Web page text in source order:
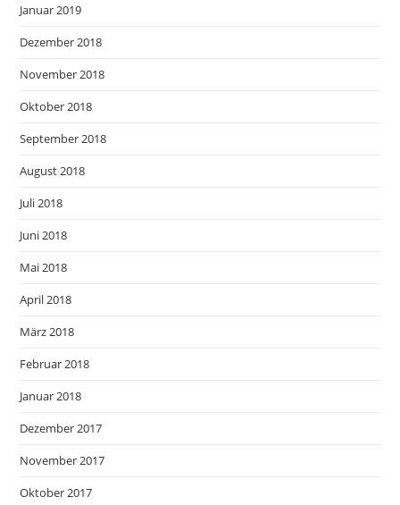
Januar 2019
Dezember 2018
November 2018
Oktober 2018
September 2018
August 2018
Juli 2018
Juni 2018
Mai 2018
April 2018
März 2018
Februar 2018
Januar 2018
Dezember 2017
November 2017
Oktober 2017